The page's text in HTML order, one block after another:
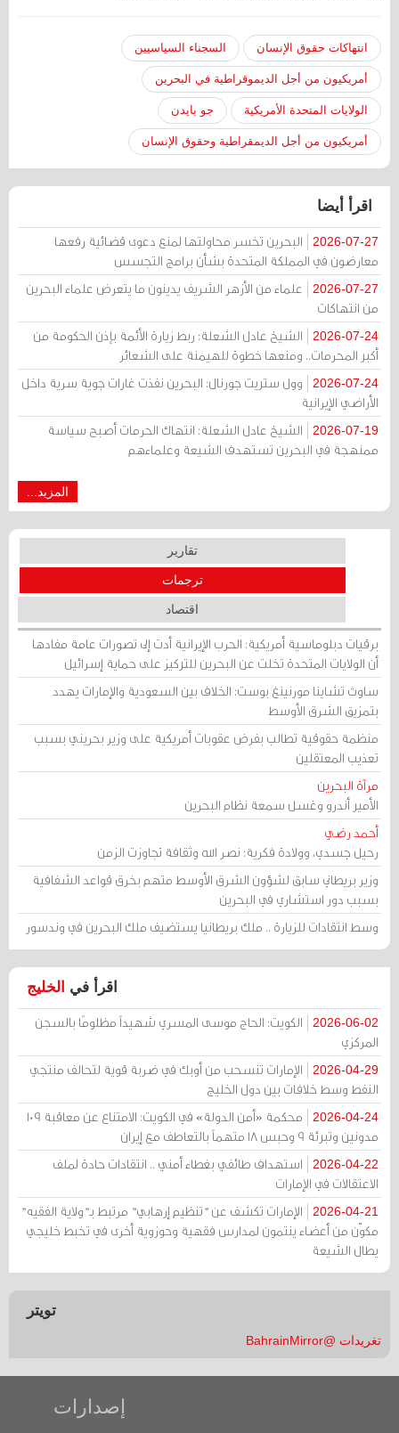
انتهاكات حقوق الإنسان السجناء السياسيين
أمريكيون من أجل الديموقراطية في البحرين
الولايات المتحدة الأمريكية جو بايدن
أمريكيون من أجل الديمقراطية وحقوق الإنسان
اقرأ أيضا
2026-07-27
البحرين تخسر محاولتها لمنع دعوى قضائية رفعها
معارضون في المملكة المتحدة بشأن برامج التجسس
2026-07-27
علماء من الأزهر الشريف يدينون ما يتعرض علماء البحرين
من انتهاكات
2026-07-24
الشيخ عادل الشعلة: ربط زيارة الأئمة بإذن الحكومة من
أكبر المحرمات.. ومنعها خطوة للهيمنة على الشعائر
2026-07-24
وول ستريت جورنال: البحرين نفذت غارات جوية سرية داخل
الأراضي الإيرانية
2026-07-19
الشيخ عادل الشعلة: انتهاك الحرمات أصبح سياسة
ممنهجة في البحرين تستهدف الشيعة وعلماءهم
المزيد...
تقارير
ترجمات
اقتصاد
برقيات دبلوماسية أمريكية: الحرب الإيرانية أدت إلى تصورات عامة مفادها
أن الولايات المتحدة تخلت عن البحرين للتركيز على حماية إسرائيل
ساوث تشاينا مورنينغ بوست: الخلاف بين السعودية والإمارات يهدد
بتمزيق الشرق الأوسط
منظمة حقوقية تطالب بفرض عقوبات أمريكية على وزير بحريني بسبب
تعذيب المعتقلين
مرآة البحرين
الأمير أندرو وغسل سمعة نظام البحرين
أحمد رضي
رحيل جسدي، وولادة فكرية: نصر الله وثقافة تجاوزت الزمن
وزير بريطاني سابق لشؤون الشرق الأوسط متهم بخرق قواعد الشفافية
بسبب دور استشاري في البحرين
وسط انتقادات للزيارة .. ملك بريطانيا يستضيف ملك البحرين في وندسور
اقرأ في الخليج
2026-06-02
الكويت: الحاج موسى المسري شهيداً مظلومًا بالسجن
المركزي
2026-04-29
الإمارات تنسحب من أوبك في ضربة قوية لتحالف منتجي
النفط وسط خلافات بين دول الخليج
2026-04-24
محكمة «أمن الدولة» في الكويت: الامتناع عن معاقبة 109
مدونين وتبرئة 9 وحبس 18 متهماً بالتعاطف مع إيران
2026-04-22
استهداف طائفي بغطاء أمني .. انتقادات حادة لملف
الاعتقالات في الإمارات
2026-04-21
الإمارات تكشف عن "تنظيم إرهابي" مرتبط بـ"ولاية الفقيه"
مكوّن من أعضاء ينتمون لمدارس فقهية وحوزوية أخرى في تخبط خليجي
يطال الشيعة
تويتر
تغريدات @BahrainMirror
إصدارات